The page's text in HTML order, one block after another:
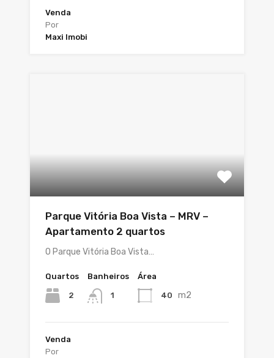
Venda
Por
Maxi Imobi
Parque Vitória Boa Vista – MRV –
Apartamento 2 quartos
O Parque Vitória Boa Vista…
Quartos
2
Banheiros
1
Área
40 m2
Venda
Por